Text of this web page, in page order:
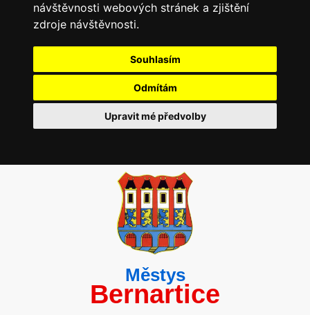
návštěvnosti webových stránek a zjištění
zdroje návštěvnosti.
Souhlasím
Odmítám
Upravit mé předvolby
Městys
Bernartice